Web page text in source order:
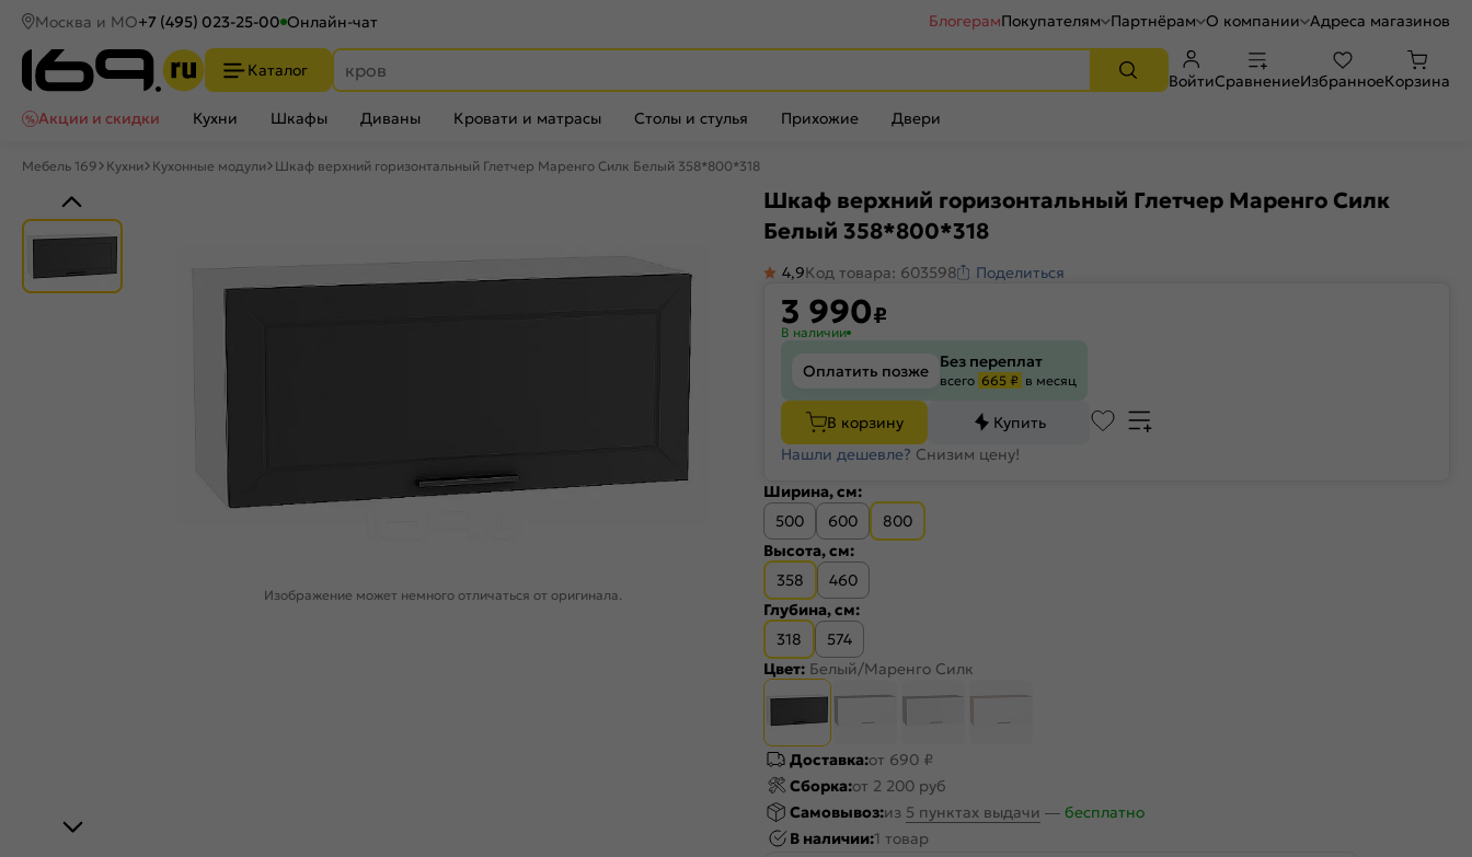
Москва и МО+7 (495) 023-25-00 Онлайн-чат БлогерамПокупателям Партнёрам О компании Адреса магазинов
Каталог
ВойтиСравнениеИзбранноеКорзина
Акции и скидки
Кухни Шкафы Диваны Кровати и матрасы Столы и стулья Прихожие Двери
Мебель 169 Кухни Кухонные модули Шкаф верхний горизонтальный Глетчер Маренго Силк Белый 358*800*318
Изображение может немного отличаться от оригинала.
Шкаф верхний горизонтальный Глетчер Маренго Силк
Белый 358*800*318
4,9Код товара: 603598 Поделиться
3 990₽
В наличии
Оплатить позже Без переплат
всего 665 ₽ в месяц
В корзину
Купить
Нашли дешевле? Снизим цену!
Ширина, см:
500
600
800
Высота, см:
358
460
Глубина, см:
318
574
Цвет: Белый/Маренго Силк
Доставка:от 690 ₽
Сборка:от 2 200 руб
Самовывоз:из 5 пунктах выдачи — бесплатно
В наличии:1 товар